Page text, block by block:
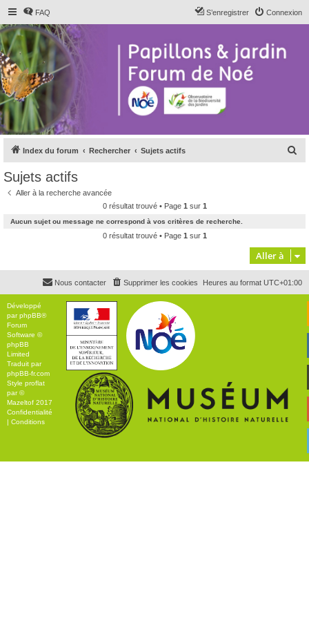
FAQ Connexion
S’enregistrer
Index du forum Rechercher Sujets actifs
c
h
e
Sujets actifs
Aller à la recherche avancée
0 résultat trouvé • Page 1 sur 1
Aucun sujet ou message ne correspond à vos critères de recherche.
0 résultat trouvé • Page 1 sur 1
Aller à
Heures au format UTC+01:00
Supprimer les cookies
Nous contacter
Développé
parphpBB®
Forum
Software ©
phpBB
Limited
Traduit par
phpBB-fr.com
Style proflat
par ©
Mazeltof 2017
Confidentialité
| Conditions